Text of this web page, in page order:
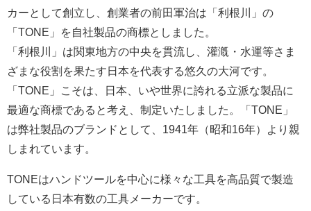
カーとして創立し、創業者の前田軍治は「利根川」の
「TONE」を自社製品の商標としました。
「利根川」は関東地方の中央を貫流し、灌漑・水運等さま
ざまな役割を果たす日本を代表する悠久の大河です。
「TONE」こそは、日本、いや世界に誇れる立派な製品に
最適な商標であると考え、制定いたしました。「TONE」
は弊社製品のブランドとして、1941年（昭和16年）より親
しまれています。
TONEはハンドツールを中心に様々な工具を高品質で製造
している日本有数の工具メーカーです。